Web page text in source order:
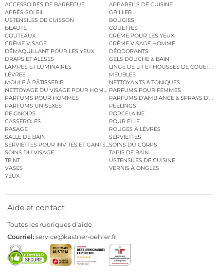
ACCESSOIRES DE BARBECUE
APPAREILS DE CUISINE
APRÈS-SOLEIL
GRILLER
USTENSILES DE CUISSON
BOUGIES
BEAUTÉ
COUETTES
COUTEAUX
CRÈME POUR LES YEUX
CRÈME VISAGE
CRÈME VISAGE HOMME
DÉMAQUILLANT POUR LES YEUX
DÉODORANTS
DRAPS ET ALÈSES
GELS DOUCHE & BAIN
LAMPES ET LUMINAIRES
LINGE DE LIT ET HOUSSES DE COUETTE
LÈVRES
MEUBLES
MOULE À PÂTISSERIE
NETTOYANTS & TONIQUES
NETTOYAGE DU VISAGE POUR HOMMESPARFUMS POUR FEMMES
PARFUMS POUR HOMMES
PARFUMS D’AMBIANCE & SPRAYS
PARFUMS UNISEXES
PEELINGS
PEIGNOIRS
PORCELAINE
CASSEROLES
POUR ELLE
RASAGE
ROUGES À LÈVRES
SALLE DE BAIN
SERVIETTES
SERVIETTES POUR INVITÉS ET GANTS DE TOILETTE
SOINS DU CORPS
SOINS DU VISAGE
TAPIS DE BAIN
TEINT
USTENSILES DE CUISINE
VASES
VERNIS À ONGLES
YEUX
Aide et contact
Toutes les rubriques d’aide
Courriel:service@kastner-oehler.fr